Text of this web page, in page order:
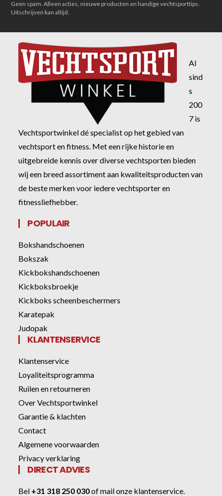
Geen spam. Alleen acties, nieuwe producten en handige vechtsporttips.
Uitschrijven kan altijd.
Al
sind
s
200
7 is
Vechtsportwinkel dé specialist op het gebied van
vechtsport en fitness. Met een rijke historie en
uitgebreide kennis over diverse vechtsporten bieden
wij een breed assortiment aan kwaliteitsproducten van
de beste merken voor iedere vechtsporter en
fitnessliefhebber.
POPULAIR
Bokshandschoenen
Bokszak
Kickbokshandschoenen
Kickboksbroekje
Kickboks scheenbeschermers
Karatepak
Judopak
KLANTENSERVICE
Klantenservice
Loyaliteitsprogramma
Ruilen en retourneren
Over Vechtsportwinkel
Garantie & klachten
Contact
Algemene voorwaarden
Privacy verklaring
DIRECT ADVIES
Bel +31 318 250 030ofmail onze klantenservice